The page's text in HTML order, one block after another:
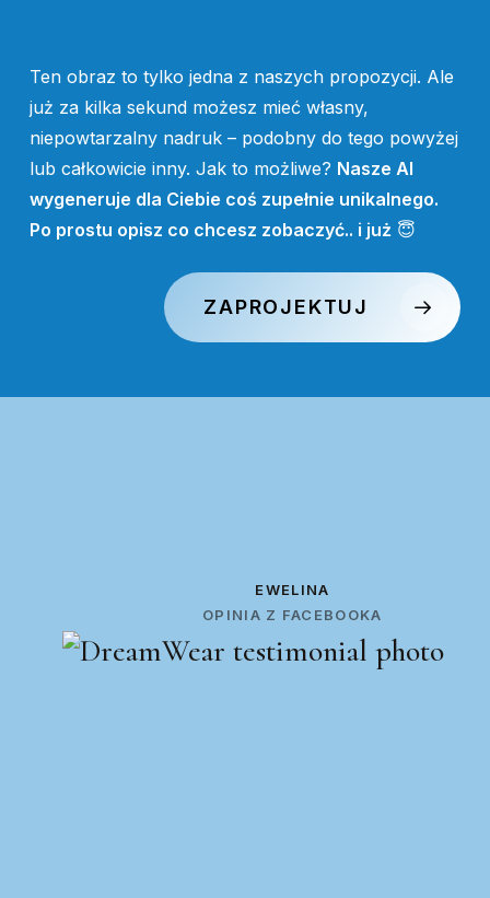
Ten obraz to tylko jedna z naszych propozycji. Ale
już za kilka sekund możesz mieć własny,
niepowtarzalny nadruk – podobny do tego powyżej
lub całkowicie inny. Jak to możliwe? Nasze AI
wygeneruje dla Ciebie coś zupełnie unikalnego.
Po prostu opisz co chcesz zobaczyć.. i już 😇
ZAPROJEKTUJ
EWELINA
OPINIA Z FACEBOOKA